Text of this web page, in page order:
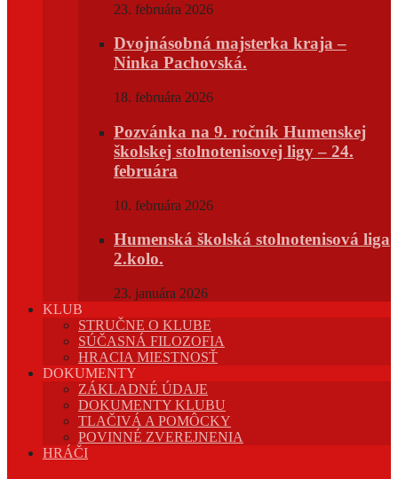
23. februára 2026
Dvojnásobná majsterka kraja –
Ninka Pachovská.
18. februára 2026
Pozvánka na 9. ročník Humenskej
školskej stolnotenisovej ligy – 24.
februára
10. februára 2026
Humenská školská stolnotenisová liga
2.kolo.
23. januára 2026
KLUB
STRUČNE O KLUBE
SÚČASNÁ FILOZOFIA
HRACIA MIESTNOSŤ
DOKUMENTY
ZÁKLADNÉ ÚDAJE
DOKUMENTY KLUBU
TLAČIVÁ A POMÔCKY
POVINNÉ ZVEREJNENIA
HRÁČI